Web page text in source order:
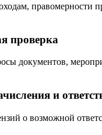
правомерности
проверка
документов,
и
о возможной